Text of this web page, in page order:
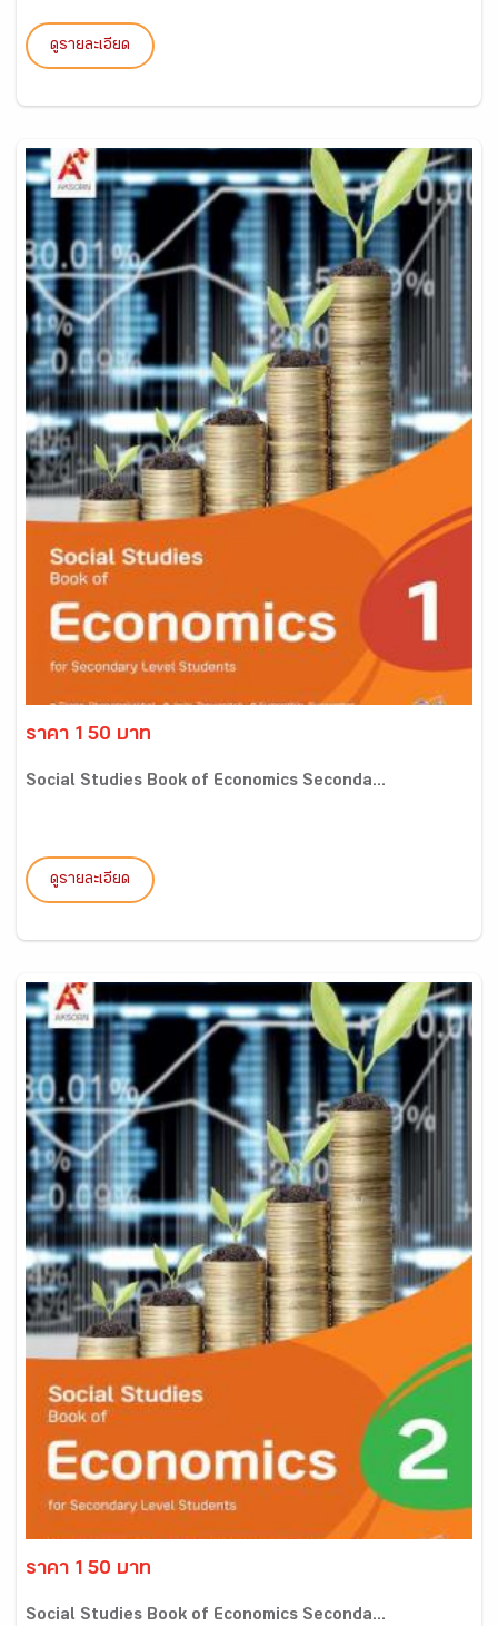
ดูรายละเอียด
ราคา 150 บาท
Social Studies Book of Economics Seconda...
ดูรายละเอียด
ราคา 150 บาท
Social Studies Book of Economics Seconda...